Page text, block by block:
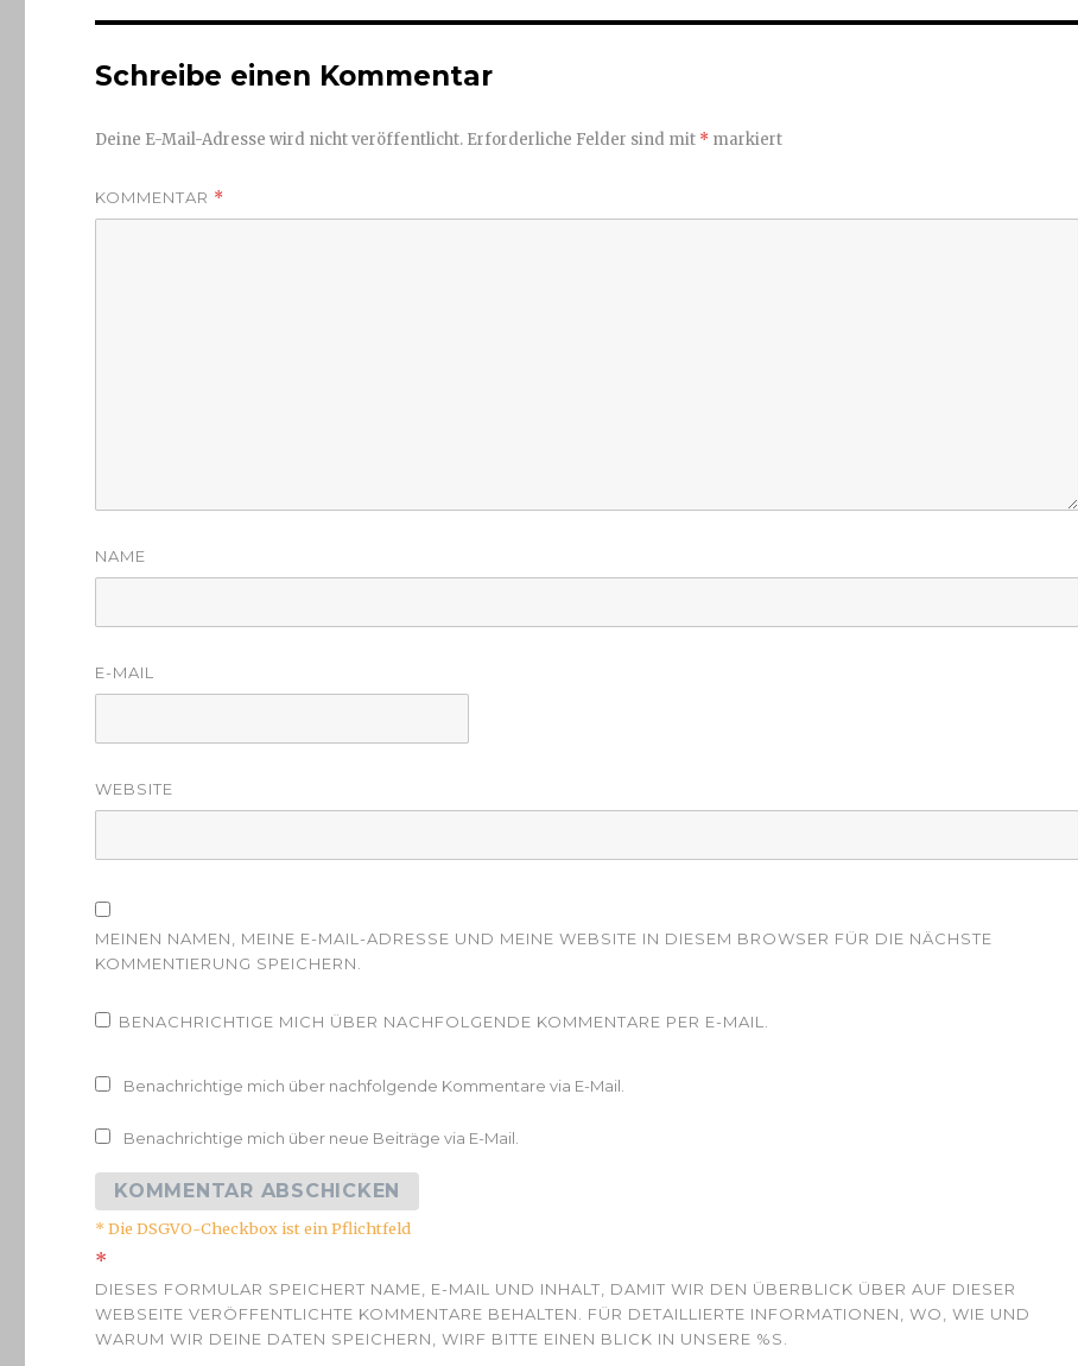
Schreibe einen Kommentar
Deine E-Mail-Adresse wird nicht veröffentlicht. Erforderliche Felder sind mit * markiert
KOMMENTAR *
NAME
E-MAIL
WEBSITE
MEINEN NAMEN, MEINE E-MAIL-ADRESSE UND MEINE WEBSITE IN DIESEM BROWSER FÜR DIE NÄCHSTE
KOMMENTIERUNG SPEICHERN.
BENACHRICHTIGE MICH ÜBER NACHFOLGENDE KOMMENTARE PER E-MAIL.
Benachrichtige mich über nachfolgende Kommentare via E-Mail.
Benachrichtige mich über neue Beiträge via E-Mail.
* Die DSGVO-Checkbox ist ein Pflichtfeld
*
DIESES FORMULAR SPEICHERT NAME, E-MAIL UND INHALT, DAMIT WIR DEN ÜBERBLICK ÜBER AUF DIESER
WEBSEITE VERÖFFENTLICHTE KOMMENTARE BEHALTEN. FÜR DETAILLIERTE INFORMATIONEN, WO, WIE UND
WARUM WIR DEINE DATEN SPEICHERN, WIRF BITTE EINEN BLICK IN UNSERE %S.